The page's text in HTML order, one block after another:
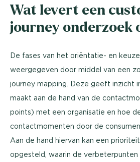
Wat levert een
journey onderzoek
De fases van het oriëntatie- en
weergegeven door middel van een
journey mapping. Deze geeft inzicht
maakt aan de hand van de
points) met een organisatie en hoe
contactmomenten door de
Aan de hand hiervan kan een
opgesteld, waarin de